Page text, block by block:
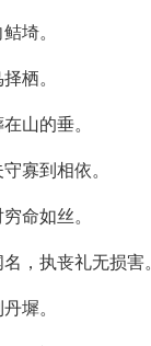
埼。
栖。
山的垂。
寡到相依。
命如丝。
，执丧礼无损害。
墀。